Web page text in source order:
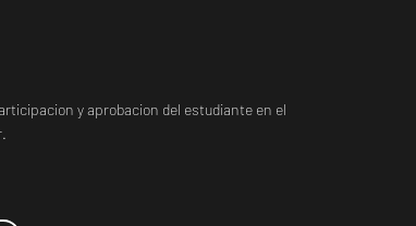
y aprobacion del estudiante en el